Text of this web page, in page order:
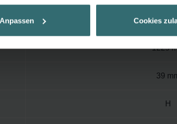
zu ermöglichen und Ihnen maßgeschneiderte
können Sie selbstverständlich über einen
Anpassen Cookies
500
1225
39
H